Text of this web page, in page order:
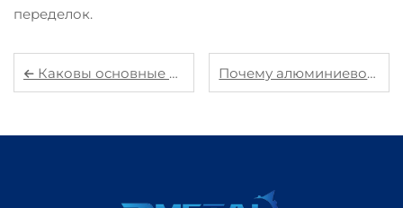
переделок.
Каковы основные преимущества использования штампованных металлических деталей для массового производства? Почему алюминиевое литье под давлением является популярным выбором для массового производства